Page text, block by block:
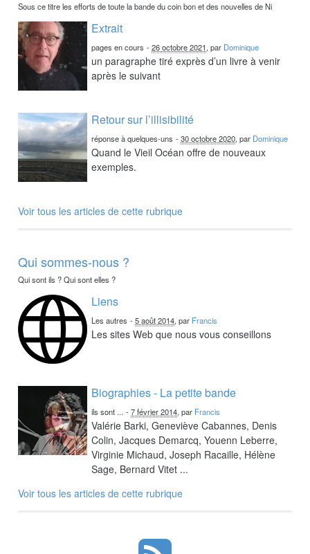
Sous ce titre les efforts de toute la bande du coin bon et des nouvelles de Ni
Extrait
pages en cours -26 octobre 2021, par Dominique
un paragraphe tiré exprès d’un livre à venir
après le suivant
Retour sur l’illisibilité
réponse à quelques-uns -30 octobre 2020, par Dominique
Quand le Vieil Océan offre de nouveaux
exemples.
Voir tous les articles de cette rubrique
Qui sommes-nous ?
Qui sont ils ? Qui sont elles ?
Liens
Les autres -5 août 2014, par Francis
Les sites Web que nous vous conseillons
Biographies - La petite bande
ils sont ... -7 février 2014, par Francis
Valérie Barki, Geneviève Cabannes, Denis
Colin, Jacques Demarcq, Youenn Leberre,
Virginie Michaud, Joseph Racaille, Hélène
Sage, Bernard Vitet ...
Voir tous les articles de cette rubrique